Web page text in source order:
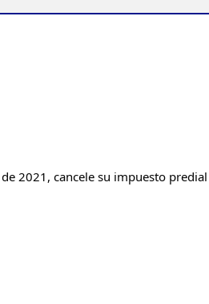
2021, cancele su impuesto